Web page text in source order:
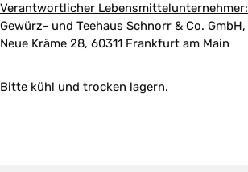
Verantwortlicher Lebensmittelunternehmer:
Gewürz- und Teehaus Schnorr & Co. GmbH,
Neue Kräme 28, 60311 Frankfurt am Main
Bitte kühl und trocken lagern.